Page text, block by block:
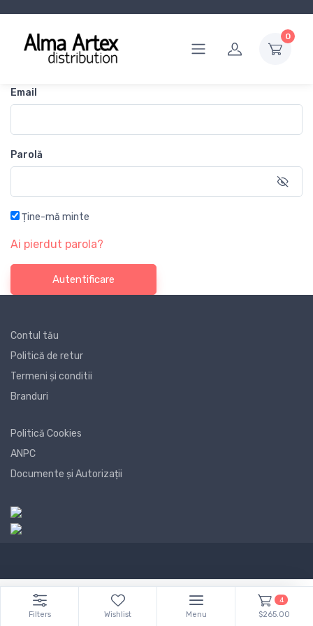
0
Email
Parolă
Ține-mă minte
Ai pierdut parola?
Autentificare
Contul tău
Politică de retur
Termeni și conditii
Branduri
Politică Cookies
ANPC
Documente și Autorizații
Filters Wishlist Menu
4
$265.00